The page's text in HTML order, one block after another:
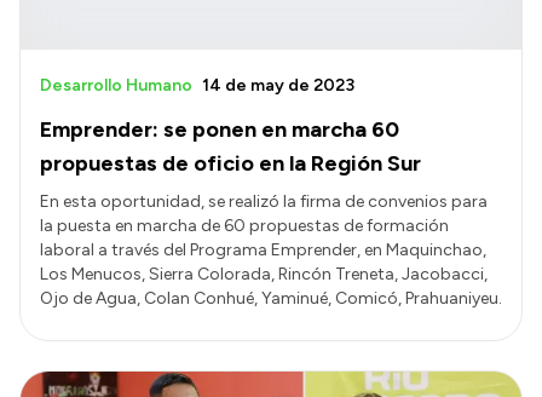
Emprender: se ponen en marcha 60
propuestas de oficio en la Región Sur
Desarrollo Humano 14 de may de 2023
En esta oportunidad, se realizó la firma de convenios para
la puesta en marcha de 60 propuestas de formación
laboral a través del Programa Emprender, en Maquinchao,
Los Menucos, Sierra Colorada, Rincón Treneta, Jacobacci,
Ojo de Agua, Colan Conhué, Yaminué, Comicó, Prahuaniyeu.